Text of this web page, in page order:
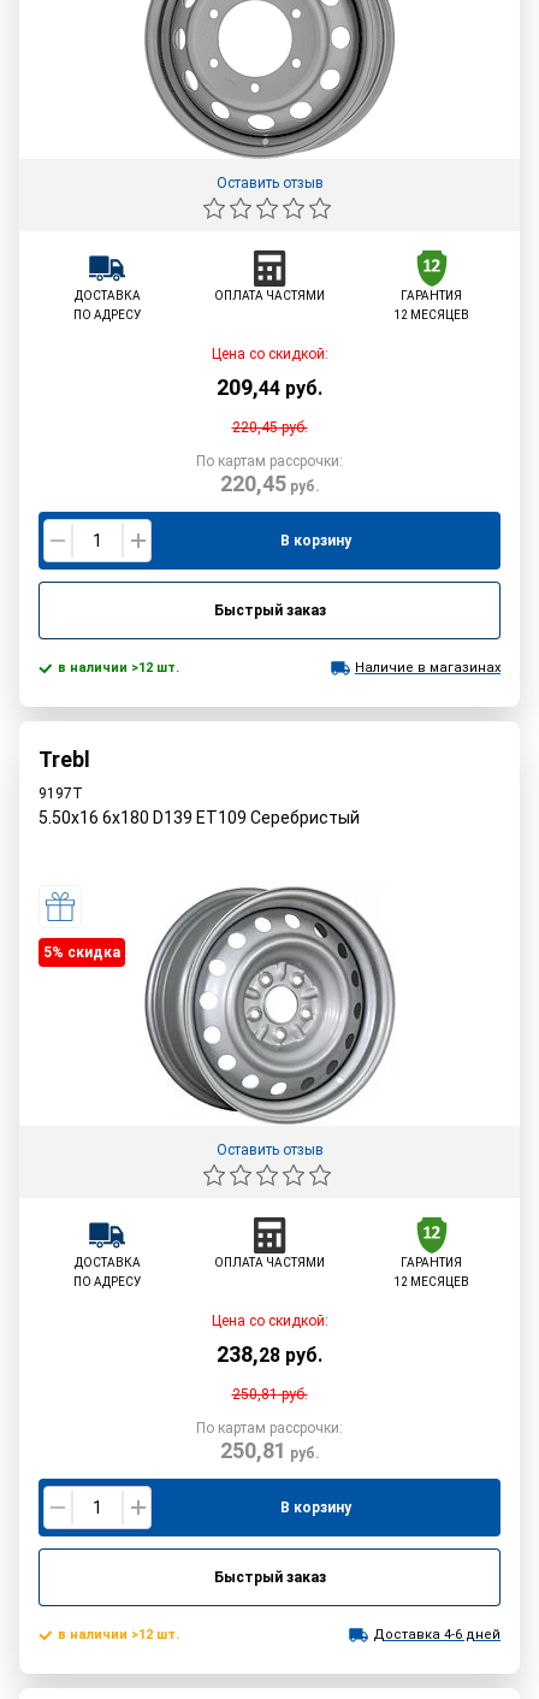
Оставить отзыв
ДОСТАВКА
ПО АДРЕСУ
ОПЛАТА ЧАСТЯМИ
ГАРАНТИЯ
12 МЕСЯЦЕВ
Цена со скидкой:
209,44 руб.
220,45руб.
По картам рассрочки:
220,45руб.
В корзину
Быстрый заказ
в наличии >12 шт. Наличие в магазинах
Trebl
9197T
5.50x16 6x180 D139 ET109 Серебристый
5% cкидка
Оставить отзыв
ДОСТАВКА
ПО АДРЕСУ
ОПЛАТА ЧАСТЯМИ
ГАРАНТИЯ
12 МЕСЯЦЕВ
Цена со скидкой:
238,28 руб.
250,81руб.
По картам рассрочки:
250,81 руб.
В корзину
Быстрый заказ
в наличии >12 шт. Доставка 4-6 дней